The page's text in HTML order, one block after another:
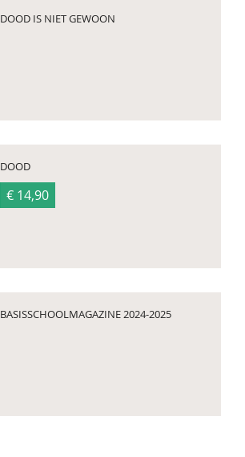
DOOD IS NIET GEWOON
DOOD
€ 14,90
BASISSCHOOLMAGAZINE 2024-2025